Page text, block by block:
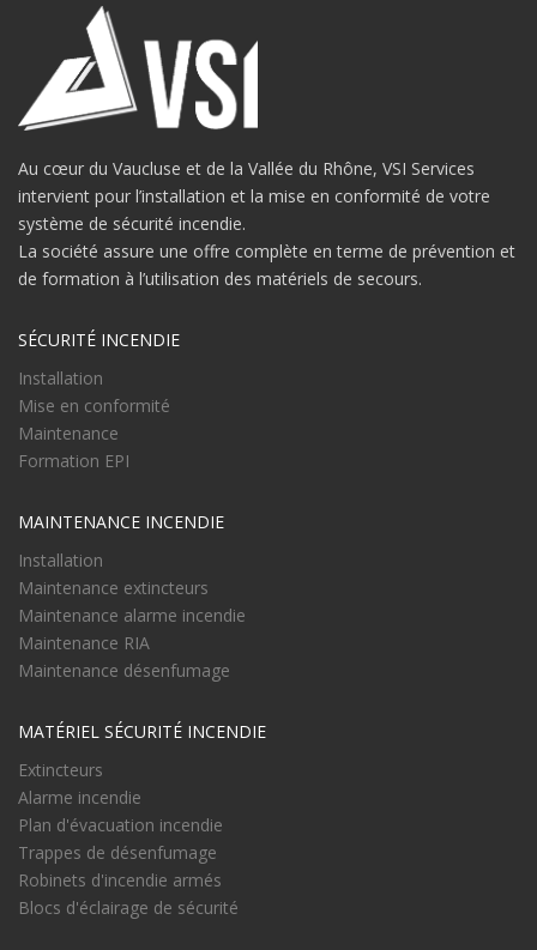
Au cœur du Vaucluse et de la Vallée du Rhône, VSI Services
intervient pour l’installation et la mise en conformité de votre
système de sécurité incendie.
La société assure une offre complète en terme de prévention et
de formation à l’utilisation des matériels de secours.
SÉCURITÉ INCENDIE
Installation
Mise en conformité
Maintenance
Formation EPI
MAINTENANCE INCENDIE
Installation
Maintenance extincteurs
Maintenance alarme incendie
Maintenance RIA
Maintenance désenfumage
MATÉRIEL SÉCURITÉ INCENDIE
Extincteurs
Alarme incendie
Plan d'évacuation incendie
Trappes de désenfumage
Robinets d'incendie armés
Blocs d'éclairage de sécurité